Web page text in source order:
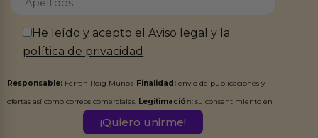
He leído y acepto elAviso legal y la
política de privacidad
Responsable: Ferran Roig Muñoz Finalidad: envío de publicaciones y
ofertas así como correos comerciales. Legitimación: su consentimiento en
Destinatarios:Ferran Roig Muñoz. Podrás ejercer tus